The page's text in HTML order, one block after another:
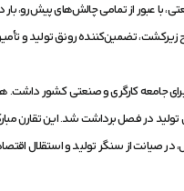
با عبور از تمامی چالش‌های پیش‌رو،
تضمین‌کننده رونق تولید و
جامعه کارگری و صنعتی کشور داشت.
در فصل برداشت شد. این تقارن
صیانت از سنگر تولید و استقلال